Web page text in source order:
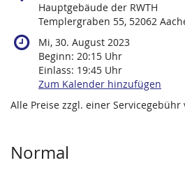
Hauptgebäude der RWTH
Templergraben 55, 52062
Mi, 30. August 2023
Beginn: 20:15 Uhr
Einlass: 19:45 Uhr
Zum Kalender hinzufügen
Alle Preise zzgl. einer
Produkte
Normal